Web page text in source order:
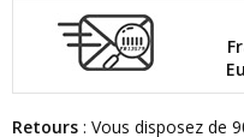
Retours : Vous disposez de